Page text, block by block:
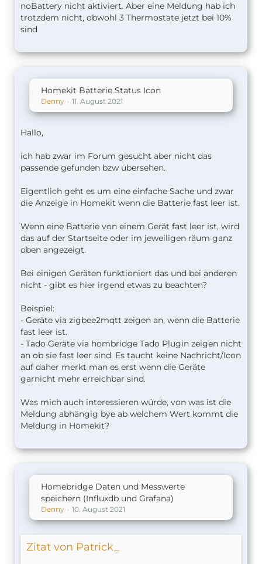
noBattery nicht aktiviert. Aber eine Meldung hab ich
trotzdem nicht, obwohl 3 Thermostate jetzt bei 10%
sind
Homekit Batterie Status Icon
Denny 11. August 2021
Hallo,
ich hab zwar im Forum gesucht aber nicht das
passende gefunden bzw übersehen.
Eigentlich geht es um eine einfache Sache und zwar
die Anzeige in Homekit wenn die Batterie fast leer ist.
Wenn eine Batterie von einem Gerät fast leer ist, wird
das auf der Startseite oder im jeweiligen räum ganz
oben angezeigt.
Bei einigen Geräten funktioniert das und bei anderen
nicht - gibt es hier irgend etwas zu beachten?
Beispiel:
- Geräte via zigbee2mqtt zeigen an, wenn die Batterie
fast leer ist.
- Tado Geräte via hombridge Tado Plugin zeigen nicht
an ob sie fast leer sind. Es taucht keine Nachricht/Icon
auf daher merkt man es erst wenn die Geräte
garnicht mehr erreichbar sind.
Was mich auch interessieren würde, von was ist die
Meldung abhängig bye ab welchem Wert kommt die
Meldung in Homekit?
Homebridge Daten und Messwerte
speichern (Influxdb und Grafana)
Denny 10. August 2021
Zitat von Patrick_